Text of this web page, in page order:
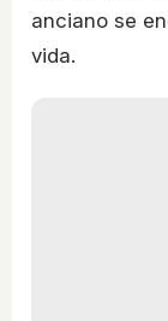
anciano se
vida.